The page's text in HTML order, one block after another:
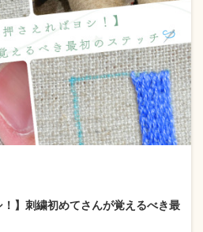
！】刺繍初めてさんが覚えるべき最